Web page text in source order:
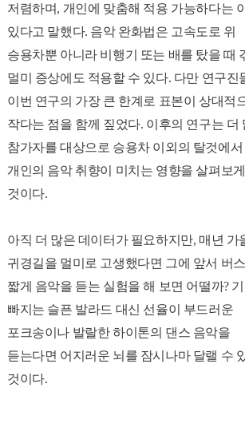
저렴하며, 개인에 맞춤해 적용 가능하다는
있다고 말했다. 음악 완화법은 고속도로 위
승용차뿐 아니라 비행기 또는 배를 탔을 때
멀미 증상에도 적용할 수 있다. 다만 연구진
이번 연구의 가장 큰 한계로 표본이 상대적
작다는 점을 함께 짚었다. 이후의 연구는 더
참가자를 대상으로 승용차 이외의 탈것에서
개인의 음악 취향이 미치는 영향을 살펴보
것이다.
아직 더 많은 데이터가 필요하지만, 매년 가
귀경길을 멀미로 고생했다면 그에 앞서 버
짧게 음악을 듣는 실험을 해 보면 어떨까? 기
빠지는 슬픈 발라드 대신 선율이 부드러운
포크송이나 발랄한 하이톤의 댄스 음악을
듣는다면 어지러운 뇌를 잠시나마 달랠 수
것이다.